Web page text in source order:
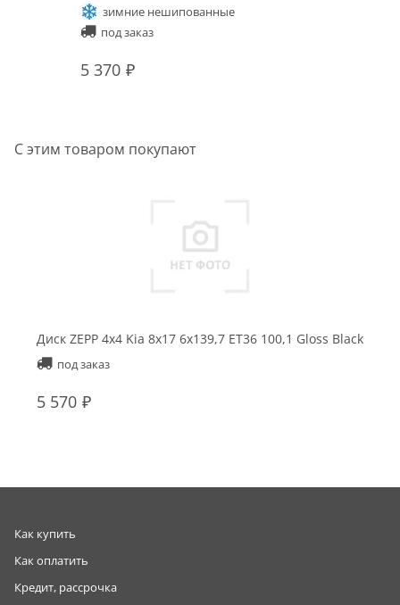
зимние нешипованные
под заказ
5 370
С этим товаром покупают
Диск ZEPP 4x4 Kia 8x17 6x139,7 ET36 100,1 Gloss Black
под заказ
5 570
Как купить
Как оплатить
Кредит, рассрочка